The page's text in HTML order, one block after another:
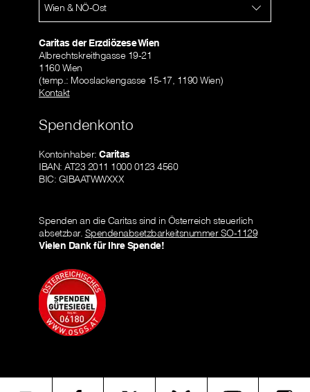
Wien & NÖ-Ost
Caritas der Erzdiözese Wien
Albrechtskreithgasse 19-21
1160 Wien
(temp.: Mooslackengasse 15-17, 1190 Wien)
Kontakt
Spendenkonto
Kontoinhaber: Caritas
IBAN: AT23 2011 1000 0123 4560
BIC: GIBAATWWXXX
Spenden an die Caritas sind in Österreich steuerlich
absetzbar. Spendenabsetzbarkeitsnummer SO-1129
Vielen Dank für Ihre Spende!